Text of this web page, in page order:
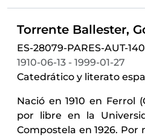
ES-28079-PARES-AUT-
1910-06-13 - 1999-01-27
Catedrático y literato
Nació en 1910 en Ferrol
por libre en la
Compostela en 1926. Por